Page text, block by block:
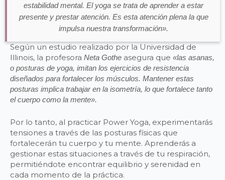
estabilidad mental. El yoga se trata de aprender a estar
presente y prestar atención. Es esta atención plena la que
impulsa nuestra transformación».
Según un estudio realizado por la Universidad de
Illinois, la profesora Neta Gothe asegura que «las asanas,
o posturas de yoga, imitan los ejercicios de resistencia
diseñados para fortalecer los músculos. Mantener estas
posturas implica trabajar en la isometría, lo que fortalece tanto
el cuerpo como la mente».
Por lo tanto, al practicar Power Yoga, experimentarás
tensiones a través de las posturas físicas que
fortalecerán tu cuerpo y tu mente. Aprenderás a
gestionar estas situaciones a través de tu respiración,
permitiéndote encontrar equilibrio y serenidad en
cada momento de la práctica.